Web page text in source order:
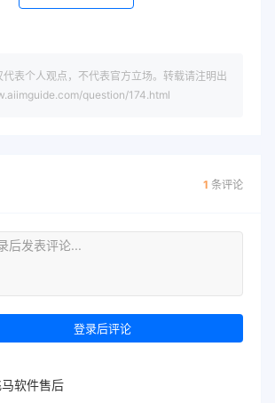
表个人观点，不代表官方立场。转载请注明出
question/174.html
1 条评论
登录后评论
软件售后